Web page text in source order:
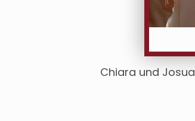
Chiara und Josua